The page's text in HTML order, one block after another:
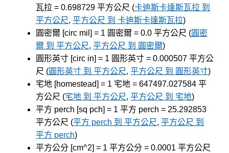
瓦拉 = 0.698729 平方公尺 (卡迪斯卡達斯瓦拉 到
平方公尺, 平方公尺 到 卡迪斯卡達斯瓦拉)
圓密爾 [circ mil] = 1 圓密爾 = 0.0 平方公尺 (圓密
爾 到 平方公尺, 平方公尺 到 圓密爾)
圓形英寸 [circ in] = 1 圓形英寸 = 0.000507 平方公
尺 (圓形英寸 到 平方公尺, 平方公尺 到 圓形英寸)
宅地 [homestead] = 1 宅地 = 647497.027584 平
方公尺 (宅地 到 平方公尺, 平方公尺 到 宅地)
平方 perch [sq pch] = 1 平方 perch = 25.292853
平方公尺 (平方 perch 到 平方公尺, 平方公尺 到
平方 perch)
平方公分 [cm^2] = 1 平方公分 = 0.0001 平方公尺